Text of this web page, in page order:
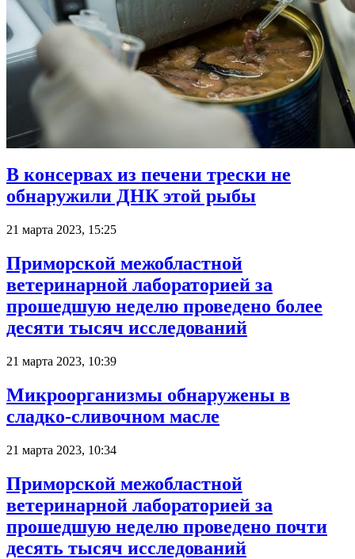
В консервах из печени трески не
обнаружили ДНК этой рыбы
21 марта 2023, 15:25
Приморской межобластной
ветеринарной лабораторией за
прошедшую неделю проведено более
десяти тысяч исследований
21 марта 2023, 10:39
Микроорганизмы обнаружены в
сладко-сливочном масле
21 марта 2023, 10:34
Приморской межобластной
ветеринарной лабораторией за
прошедшую неделю проведено почти
десять тысяч исследований